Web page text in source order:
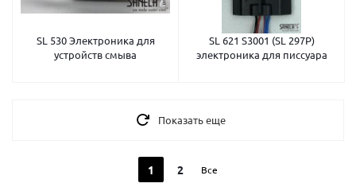
SL 530 Электроника для
устройств смыва
SL 621 S3001 (SL 297P)
электроника для писсуара
Показать еще
1 2 Все